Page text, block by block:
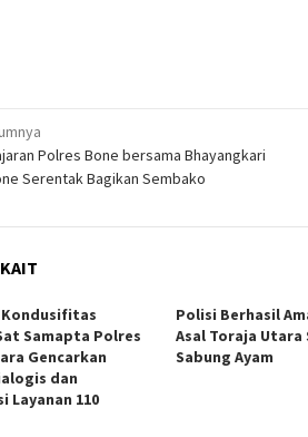
Polres Bone bersama Bhayangkari
Serentak Bagikan Sembako
Samapta Polres
Gencarkan
dan
Layanan 110
Polisi Berhasil
Asal Toraja Utara
Sabung Ayam